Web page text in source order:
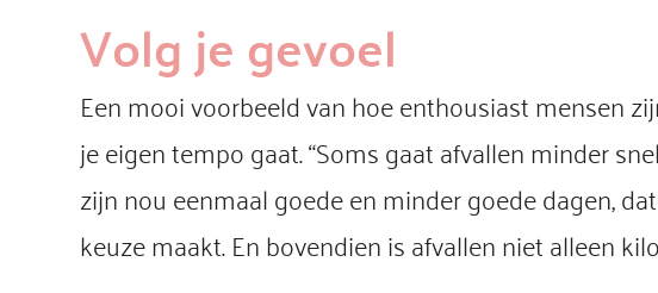
Volg je gevoel
Een mooi voorbeeld van hoe enthousiast mensen
je eigen tempo gaat. “Soms gaat afvallen minder
zijn nou eenmaal goede en minder goede dagen,
keuze maakt. En bovendien is afvallen niet alleen